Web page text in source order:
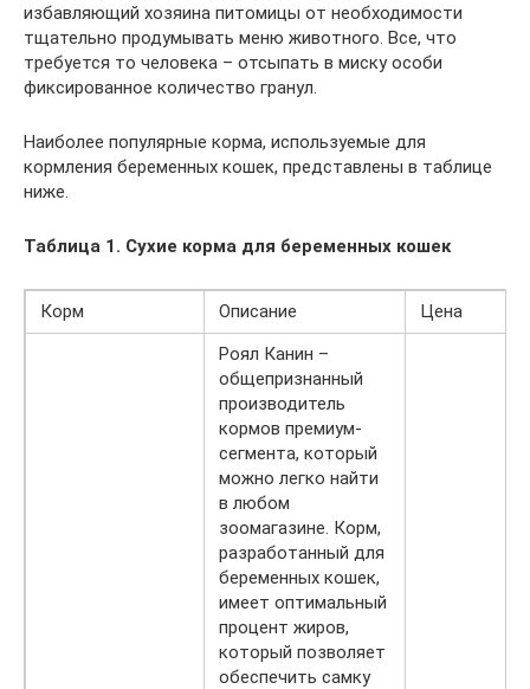
избавляющий хозяина питомицы от необходимости
тщательно продумывать меню животного. Все, что
требуется то человека – отсыпать в миску особи
фиксированное количество гранул.
Наиболее популярные корма, используемые для
кормления беременных кошек, представлены в таблице
ниже.
Таблица 1. Сухие корма для беременных кошек
Корм Описание Цена
Роял Канин –
общепризнанный
производитель
кормов премиум-
сегмента, который
можно легко найти
в любом
зоомагазине. Корм,
разработанный для
беременных кошек,
имеет оптимальный
процент жиров,
который позволяет
обеспечить самку